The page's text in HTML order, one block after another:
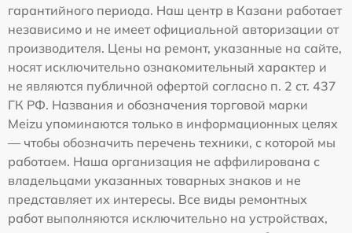
гарантийного периода. Наш центр в Казани работает
независимо и не имеет официальной авторизации от
производителя. Цены на ремонт, указанные на сайте,
носят исключительно ознакомительный характер и
не являются публичной офертой согласно п. 2 ст. 437
ГК РФ. Названия и обозначения торговой марки
Meizu упоминаются только в информационных целях
— чтобы обозначить перечень техники, с которой мы
работаем. Наша организация не аффилирована с
владельцами указанных товарных знаков и не
представляет их интересы. Все виды ремонтных
работ выполняются исключительно на устройствах,